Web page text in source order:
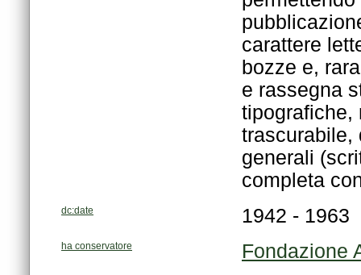
completa
dc:date 1942 - 1963
ha conservatore Fondazione